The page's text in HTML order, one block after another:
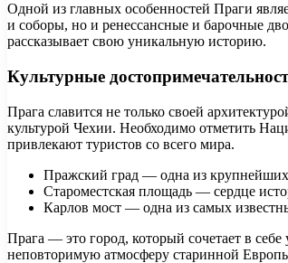
Одной из главных особенностей Праги
и соборы, но и ренессансные и барочные
рассказывает свою уникальную историю.
Культурные
Прага славится не только своей
культурой Чехии. Необходимо отметить
привлекают туристов со всего мира.
Пражский град — одна из крупнейших
Староместская площадь — сердце
Карлов мост — одна из самых
Прага — это город, который сочетает в
неповторимую атмосферу старинной